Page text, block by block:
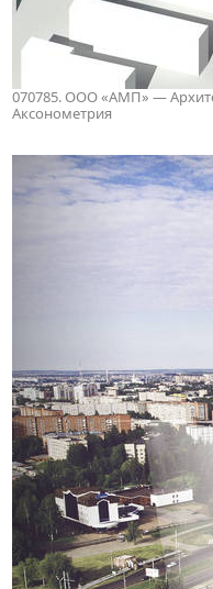
070785. ООО «АМП» —
Аксонометрия